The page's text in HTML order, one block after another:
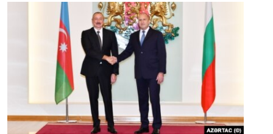
ARAŞDIRMA
MULTIMEDIA
FOTOQALEREYA
İNFOQRAFIKA
KARIKATURA
RADIO ARXIV
AZƏRBAYCAN ƏDƏBIYYATI KITABXANASI
İSLAM VƏ DEMOKRATIYA
HAQQIMIZDA
MISSIYAMIZ
PEŞƏ ETIKASI VƏ JURNALISTIKA STANDARTLARIMIZ
BIZI IZLƏ